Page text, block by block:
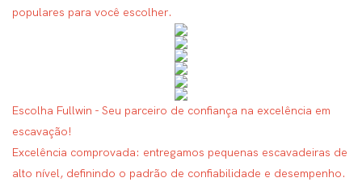
populares para você escolher.
Escolha Fullwin - Seu parceiro de confiança na excelência em
escavação!
Excelência comprovada: entregamos pequenas escavadeiras de
alto nível, definindo o padrão de confiabilidade e desempenho.